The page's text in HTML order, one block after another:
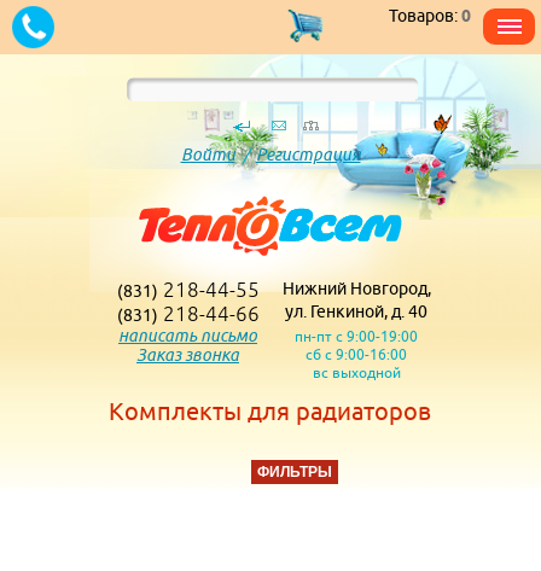
Товаров:0
Войти/Регистрация
(831) 218-44-55
(831) 218-44-66
написать письмо
Заказ звонка
Нижний Новгород,
ул. Генкиной, д. 40
пн-пт с 9:00-19:00
сб с 9:00-16:00
вс выходной
Комплекты для радиаторов
ФИЛЬТРЫ